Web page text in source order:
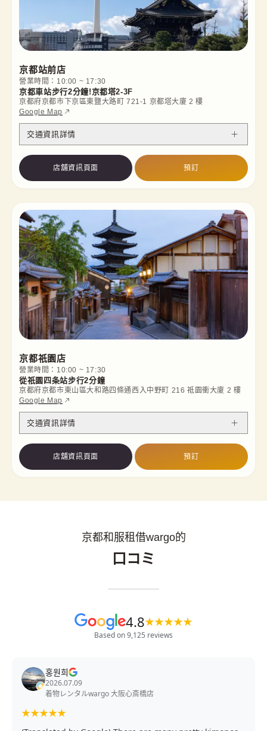
京都站前店
營業時間：10:00 ~ 17:30
京都車站步行2分鐘!京都塔2-3F
京都府京都市下京區東鹽大路町 721-1 京都塔大廈 2 樓
Google Map
交通資訊詳情
店舖資訊頁面 預訂
京都祇園店
營業時間：10:00 ~ 17:30
從祇園四条站步行2分鐘
京都府京都市東山區大和路四條通西入中野町 216 祗園衝大廈 2 樓
Google Map
交通資訊詳情
店舖資訊頁面 預訂
京都和服租借wargo的
口コミ
4.8★★★★★
Based on 9,125 reviews
홍원희
2026.07.09
着物レンタルwargo 大阪心斎橋店
★★★★★